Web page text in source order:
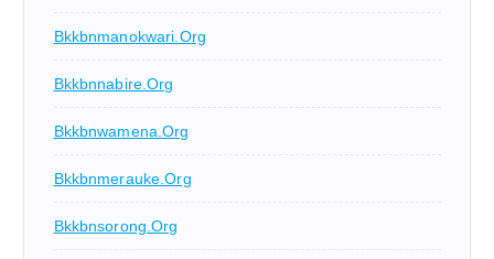
Bkkbnmanokwari.org
Bkkbnnabire.org
Bkkbnwamena.org
Bkkbnmerauke.org
Bkkbnsorong.org